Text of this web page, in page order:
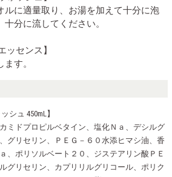
ルに適量取り、お湯を加えて十分に泡
分に流してください。
ッセンス】
す。
シュ 450mL】
ミドプロピルベタイン、塩化Ｎａ、デシルグ
グリセリン、ＰＥＧ－６０水添ヒマシ油、香
、ポリソルベート２０、ジステアリン酸ＰＥ
グリセリン、カプリリルグリコール、ポリク